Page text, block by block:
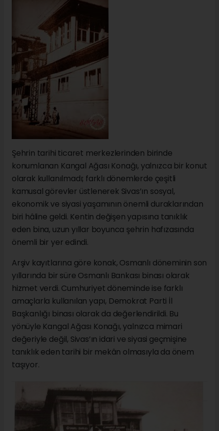
Şehrin tarihi ticaret merkezlerinden birinde
konumlanan Kangal Ağası Konağı, yalnızca bir konut
olarak kullanılmadı; farklı dönemlerde çeşitli
kamusal görevler üstlenerek Sivas’ın sosyal,
ekonomik ve siyasi yaşamının önemli duraklarından
biri hâline geldi. Kentin değişen yapısına tanıklık
eden bina, uzun yıllar boyunca şehrin hafızasında
önemli bir yer edindi.
Arşiv kayıtlarına göre konak, Osmanlı döneminin son
yıllarında bir süre Osmanlı Bankası binası olarak
hizmet verdi. Cumhuriyet döneminde ise farklı
amaçlarla kullanılan yapı, Demokrat Parti İl
Başkanlığı binası olarak da değerlendirildi. Bu
yönüyle Kangal Ağası Konağı, yalnızca mimari
değeriyle değil, Sivas’ın idari ve siyasi geçmişine
tanıklık eden tarihi bir mekân olmasıyla da önem
taşıyor.